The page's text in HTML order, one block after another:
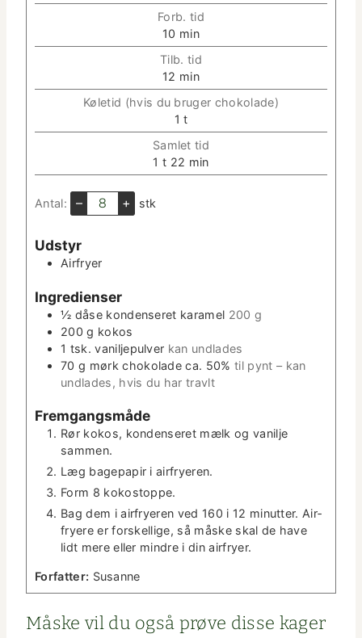
Forb. tid
10 m
i
n
u
t
­
t
e
min
Tilb. tid
12 m
i
n
­
u
t
­
min
Køletid (hvis du bruger choko­lade)
1 t
i
m
e
t
Sam­let tid
1 t
i
t 22 m
i
r
min
Antal: – + stk
Udstyr
Air­fry­er
Ingre­di­enser
½ dåse kon­denseret karamel 200 g
200 g kokos
1 tsk. vanil­jepul­ver kan und­lades
70 g mørk choko­lade ca. 50% til pynt – kan
und­lades, hvis du har travlt
Frem­gangsmåde
Rør kokos, kon­denseret mælk og vanil­je
sammen.
Læg bagepa­pir i airfryeren.
Form 8 kokostoppe.
Bag dem i air­fry­eren ved 160 i 12 min­ut­ter. Air­
fryere er forskel­lige, så måske skal de have
lidt mere eller min­dre i din airfryer.
For­fat­ter: Susanne
Måske vil du også prøve disse kager